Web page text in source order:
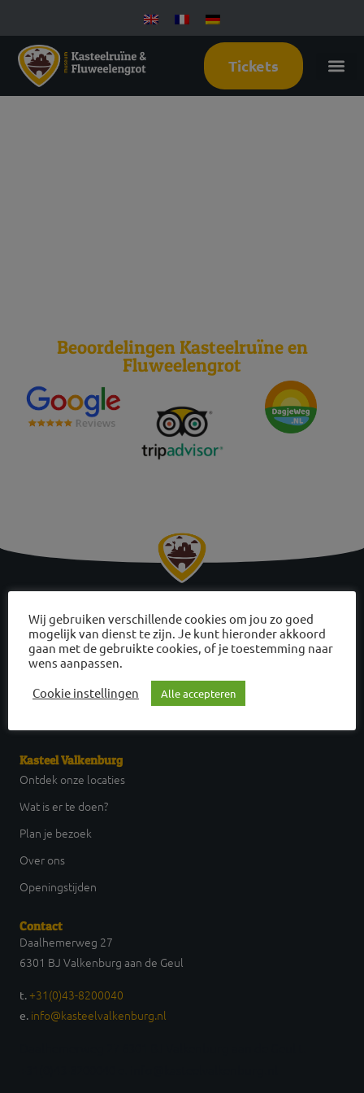
Tickets
Beoordelingen Kasteelruïne en
Fluweelengrot
Hoog boven Valkenburg ligt de eeuwenoude Kasteelruïne, diep
eronder kronkelt de Fluweelengrot. Twee werelden, verbonden
door middeleeuwse vluchtgangen. Een dagje uit dat je in
Kasteel Valkenburg
Ontdek onze locaties
Wat is er te doen?
Plan je bezoek
Over ons
Openingstijden
Contact
Daalhemerweg 27
6301 BJ Valkenburg aan de Geul
t.+31(0)43-8200040
e. info@kasteelvalkenburg.nl
Wij gebruiken verschillende cookies om jou zo goed
mogelijk van dienst te zijn. Je kunt hieronder akkoord
gaan met de gebruikte cookies, of je toestemming naar
wens aanpassen.
Cookie instellingen
Alle accepteren